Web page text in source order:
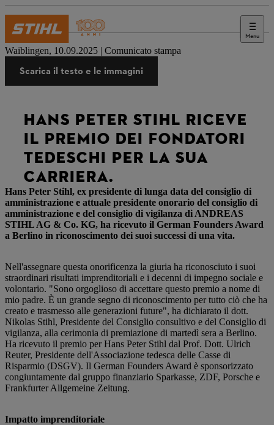
Menu
Stampa
Waiblingen, 10.09.2025 | Comunicato stampa
Scarica il testo e le immagini
HANS PETER STIHL RICEVE
IL PREMIO DEI FONDATORI
TEDESCHI PER LA SUA
CARRIERA.
Hans Peter Stihl, ex presidente di lunga data del consiglio di
amministrazione e attuale presidente onorario del consiglio di
amministrazione e del consiglio di vigilanza di ANDREAS
STIHL AG & Co. KG, ha ricevuto il German Founders Award
a Berlino in riconoscimento dei suoi successi di una vita.
Nell'assegnare questa onorificenza la giuria ha riconosciuto i suoi
straordinari risultati imprenditoriali e i decenni di impegno sociale e
volontario. "Sono orgoglioso di accettare questo premio a nome di
mio padre. È un grande segno di riconoscimento per tutto ciò che ha
creato e trasmesso alle generazioni future", ha dichiarato il dott.
Nikolas Stihl, Presidente del Consiglio consultivo e del Consiglio di
vigilanza, alla cerimonia di premiazione di martedì sera a Berlino.
Ha ricevuto il premio per Hans Peter Stihl dal Prof. Dott. Ulrich
Reuter, Presidente dell'Associazione tedesca delle Casse di
Risparmio (DSGV). Il German Founders Award è sponsorizzato
congiuntamente dal gruppo finanziario Sparkasse, ZDF, Porsche e
Frankfurter Allgemeine Zeitung.
Impatto imprenditoriale